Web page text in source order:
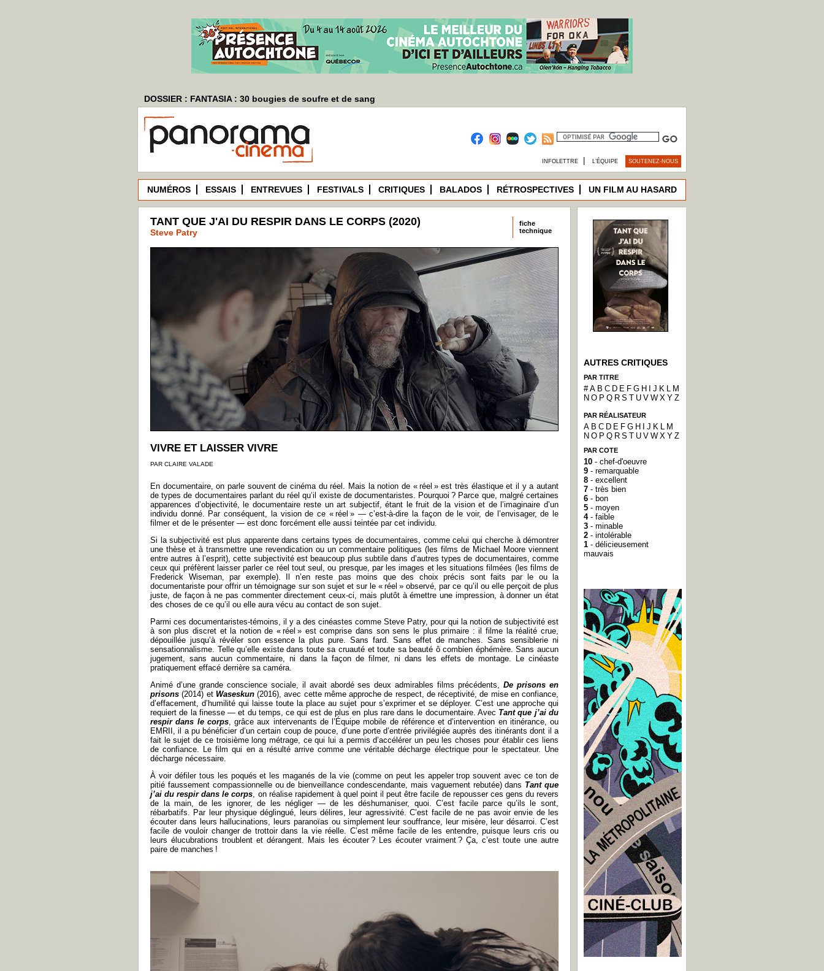
DOSSIER : FANTASIA : 30 bougies de soufre et de sang
INFOLETTRE L’ÉQUIPE SOUTENEZ-NOUS
NUMÉROS ESSAIS ENTREVUES FESTIVALS CRITIQUES BALADOS RÉTROSPECTIVES UN FILM AU HASARD
fiche
technique
TANT QUE J'AI DU RESPIR DANS LE CORPS (2020)
Steve Patry
VIVRE ET LAISSER VIVRE
PAR CLAIRE VALADE
En documentaire, on parle souvent de cinéma du réel. Mais la notion de « réel » est très élastique et il y a autant
de types de documentaires parlant du réel qu’il existe de documentaristes. Pourquoi ? Parce que, malgré certaines
apparences d’objectivité, le documentaire reste un art subjectif, étant le fruit de la vision et de l’imaginaire d’un
individu donné. Par conséquent, la vision de ce « réel » — c’est-à-dire la façon de le voir, de l’envisager, de le
filmer et de le présenter — est donc forcément elle aussi teintée par cet individu.
Si la subjectivité est plus apparente dans certains types de documentaires, comme celui qui cherche à démontrer
une thèse et à transmettre une revendication ou un commentaire politiques (les films de Michael Moore viennent
entre autres à l’esprit), cette subjectivité est beaucoup plus subtile dans d’autres types de documentaires, comme
ceux qui préfèrent laisser parler ce réel tout seul, ou presque, par les images et les situations filmées (les films de
Frederick Wiseman, par exemple). Il n’en reste pas moins que des choix précis sont faits par le ou la
documentariste pour offrir un témoignage sur son sujet et sur le « réel » observé, par ce qu’il ou elle perçoit de plus
juste, de façon à ne pas commenter directement ceux-ci, mais plutôt à émettre une impression, à donner un état
des choses de ce qu’il ou elle aura vécu au contact de son sujet.
Parmi ces documentaristes-témoins, il y a des cinéastes comme Steve Patry, pour qui la notion de subjectivité est
à son plus discret et la notion de « réel » est comprise dans son sens le plus primaire : il filme la réalité crue,
dépouillée jusqu’à révéler son essence la plus pure. Sans fard. Sans effet de manches. Sans sensiblerie ni
sensationnalisme. Telle qu’elle existe dans toute sa cruauté et toute sa beauté ô combien éphémère. Sans aucun
jugement, sans aucun commentaire, ni dans la façon de filmer, ni dans les effets de montage. Le cinéaste
pratiquement effacé derrière sa caméra.
Animé d’une grande conscience sociale, il avait abordé ses deux admirables films précédents,De prisons en
prisons(2014) et Waseskun(2016), avec cette même approche de respect, de réceptivité, de mise en confiance,
d’effacement, d’humilité qui laisse toute la place au sujet pour s’exprimer et se déployer. C’est une approche qui
requiert de la finesse — et du temps, ce qui est de plus en plus rare dans le documentaire. Avec Tant que j’ai du
respir dans le corps, grâce aux intervenants de l’Équipe mobile de référence et d’intervention en itinérance, ou
EMRII, il a pu bénéficier d’un certain coup de pouce, d’une porte d’entrée privilégiée auprès des itinérants dont il a
fait le sujet de ce troisième long métrage, ce qui lui a permis d’accélérer un peu les choses pour établir ces liens
de confiance. Le film qui en a résulté arrive comme une véritable décharge électrique pour le spectateur. Une
décharge nécessaire.
À voir défiler tous les poqués et les maganés de la vie (comme on peut les appeler trop souvent avec ce ton de
pitié faussement compassionnelle ou de bienveillance condescendante, mais vaguement rebutée) dans Tant que
j’ai du respir dans le corps, on réalise rapidement à quel point il peut être facile de repousser ces gens du revers
de la main, de les ignorer, de les négliger — de les déshumaniser, quoi. C’est facile parce qu’ils le sont,
rébarbatifs. Par leur physique déglingué, leurs délires, leur agressivité. C’est facile de ne pas avoir envie de les
écouter dans leurs hallucinations, leurs paranoïas ou simplement leur souffrance, leur misère, leur désarroi. C’est
facile de vouloir changer de trottoir dans la vie réelle. C’est même facile de les entendre, puisque leurs cris ou
leurs élucubrations troublent et dérangent. Mais les écouter ? Les écouter vraiment ? Ça, c’est toute une autre
paire de manches !
AUTRES CRITIQUES
PAR TITRE
# A B C D E F G H J K L M
N O P Q R S T U V W X Y Z
PAR RÉALISATEUR
A B C D E F G H J K L M
N O P Q R S T U V W X Y Z
PAR COTE
10 - chef-d'oeuvre
9 - remarquable
8 - excellent
7 - très bien
6 - bon
5 - moyen
4- faible
3 - minable
2 - intolérable
1 - délicieusement
mauvais